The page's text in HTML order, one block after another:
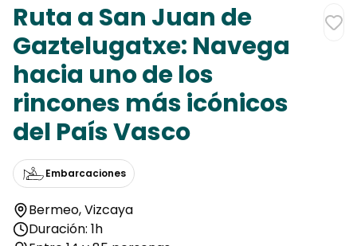
Ruta a San Juan de
Gaztelugatxe: Navega
hacia uno de los
rincones más icónicos
del País Vasco
Embarcaciones
Bermeo,Vizcaya
Duración: 1h